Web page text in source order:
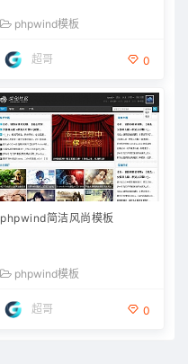
phpwind模板
超哥 0
phpwind简洁风尚模板
phpwind模板
超哥 0